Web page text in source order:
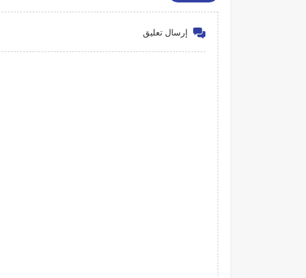
إرسال تعليق